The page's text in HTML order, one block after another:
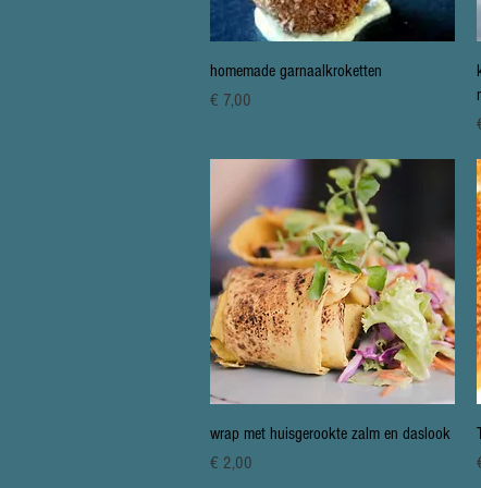
Snel overzicht
homemade garnaalkroketten
Prijs
€ 7,00
Snel overzicht
wrap met huisgerookte zalm en daslook
Prijs
€ 2,00